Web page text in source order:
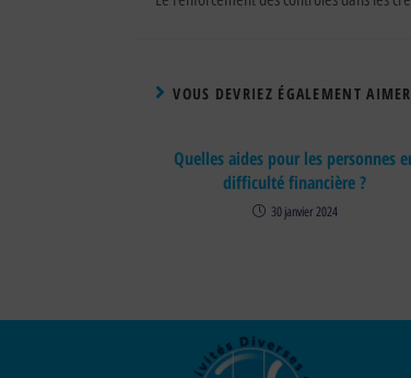
VOUS DEVRIEZ ÉGALEMENT AIMER
Quelles aides pour les personnes
difficulté financière ?
30 janvier 2024